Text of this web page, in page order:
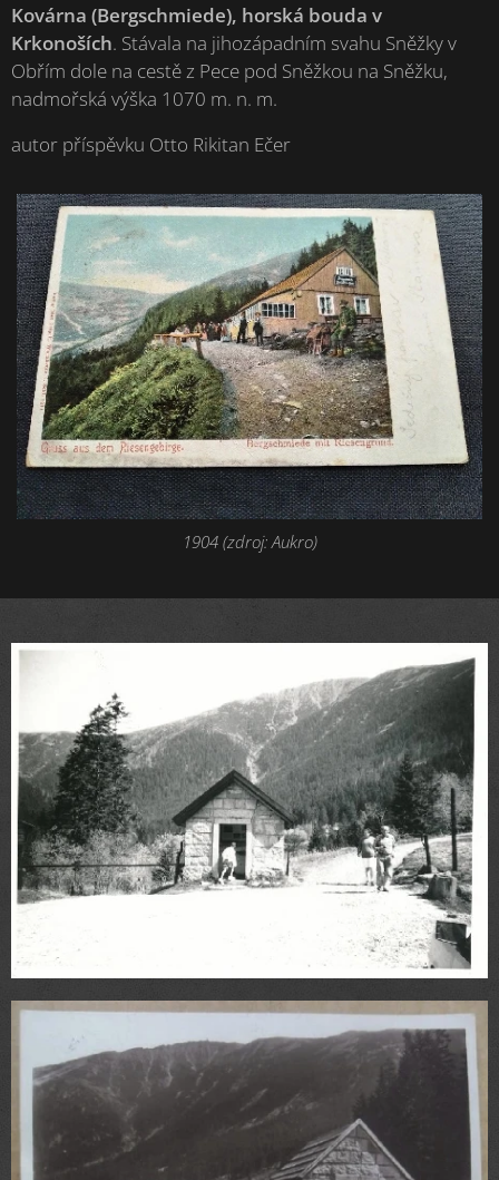
Kovárna (Bergschmiede), horská bouda v
Krkonoších. Stávala na jihozápadním svahu Sněžky v
Obřím dole na cestě z Pece pod Sněžkou na Sněžku,
nadmořská výška 1070 m. n. m.
autor příspěvku Otto Rikitan Ečer
1904 (zdroj: Aukro)